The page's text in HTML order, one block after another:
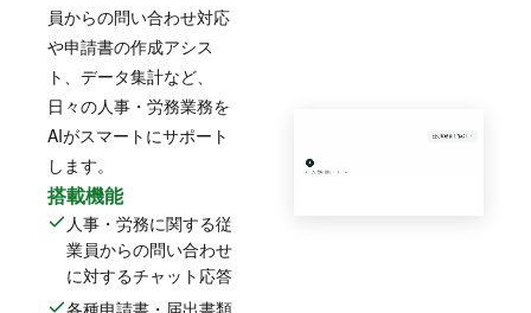
員からの問い合わせ対応
や申請書の作成アシス
ト、データ集計など、
日々の人事・労務業務を
AIがスマートにサポート
します。
搭載機能
人事・労務に関する従
業員からの問い合わせ
に対するチャット応答
各種申請書・届出書類